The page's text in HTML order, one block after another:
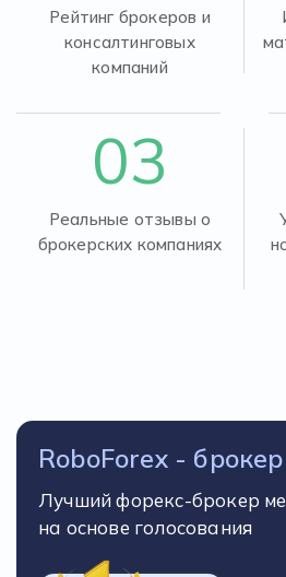
Рейтинг брокеров и
консалтинговых
компаний
03
Реальные отзывы о
брокерских компаниях
RoboForex -
Лучший форекс-брокер
на основе голосования